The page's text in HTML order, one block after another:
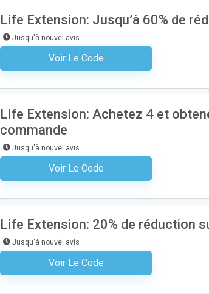
Life Extension: Jusqu’à 60% de
Jusqu'à nouvel avis
Voir Le Code
Aucun Code N'est Nécessaire
Life Extension: Achetez 4 et
commande
Jusqu'à nouvel avis
Voir Le Code
Aucun Code N'est Nécessaire
Life Extension: 20% de réduction
Jusqu'à nouvel avis
Voir Le Code
Aucun Code N'est Nécessaire